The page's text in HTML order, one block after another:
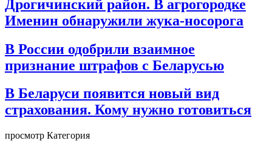
Дрогичинский район. В агрогородке
Именин обнаружили жука-носорога
В России одобрили взаимное
признание штрафов с Беларусью
В Беларуси появится новый вид
страхования. Кому нужно готовиться
просмотр Категория